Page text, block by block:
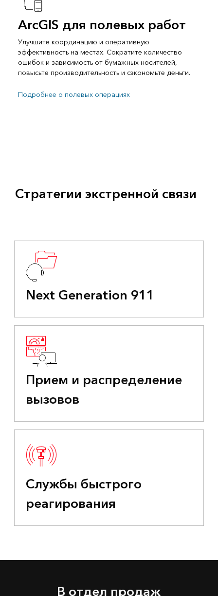
ArcGIS для полевых работ
Улучшите координацию и оперативную
эффективность на местах. Сократите количество
ошибок и зависимость от бумажных носителей,
повысьте производительность и сэкономьте деньги.
Подробнее о полевых операциях
Стратегии экстренной связи
Next Generation 911
Прием и распределение
вызовов
Службы быстрого
реагирования